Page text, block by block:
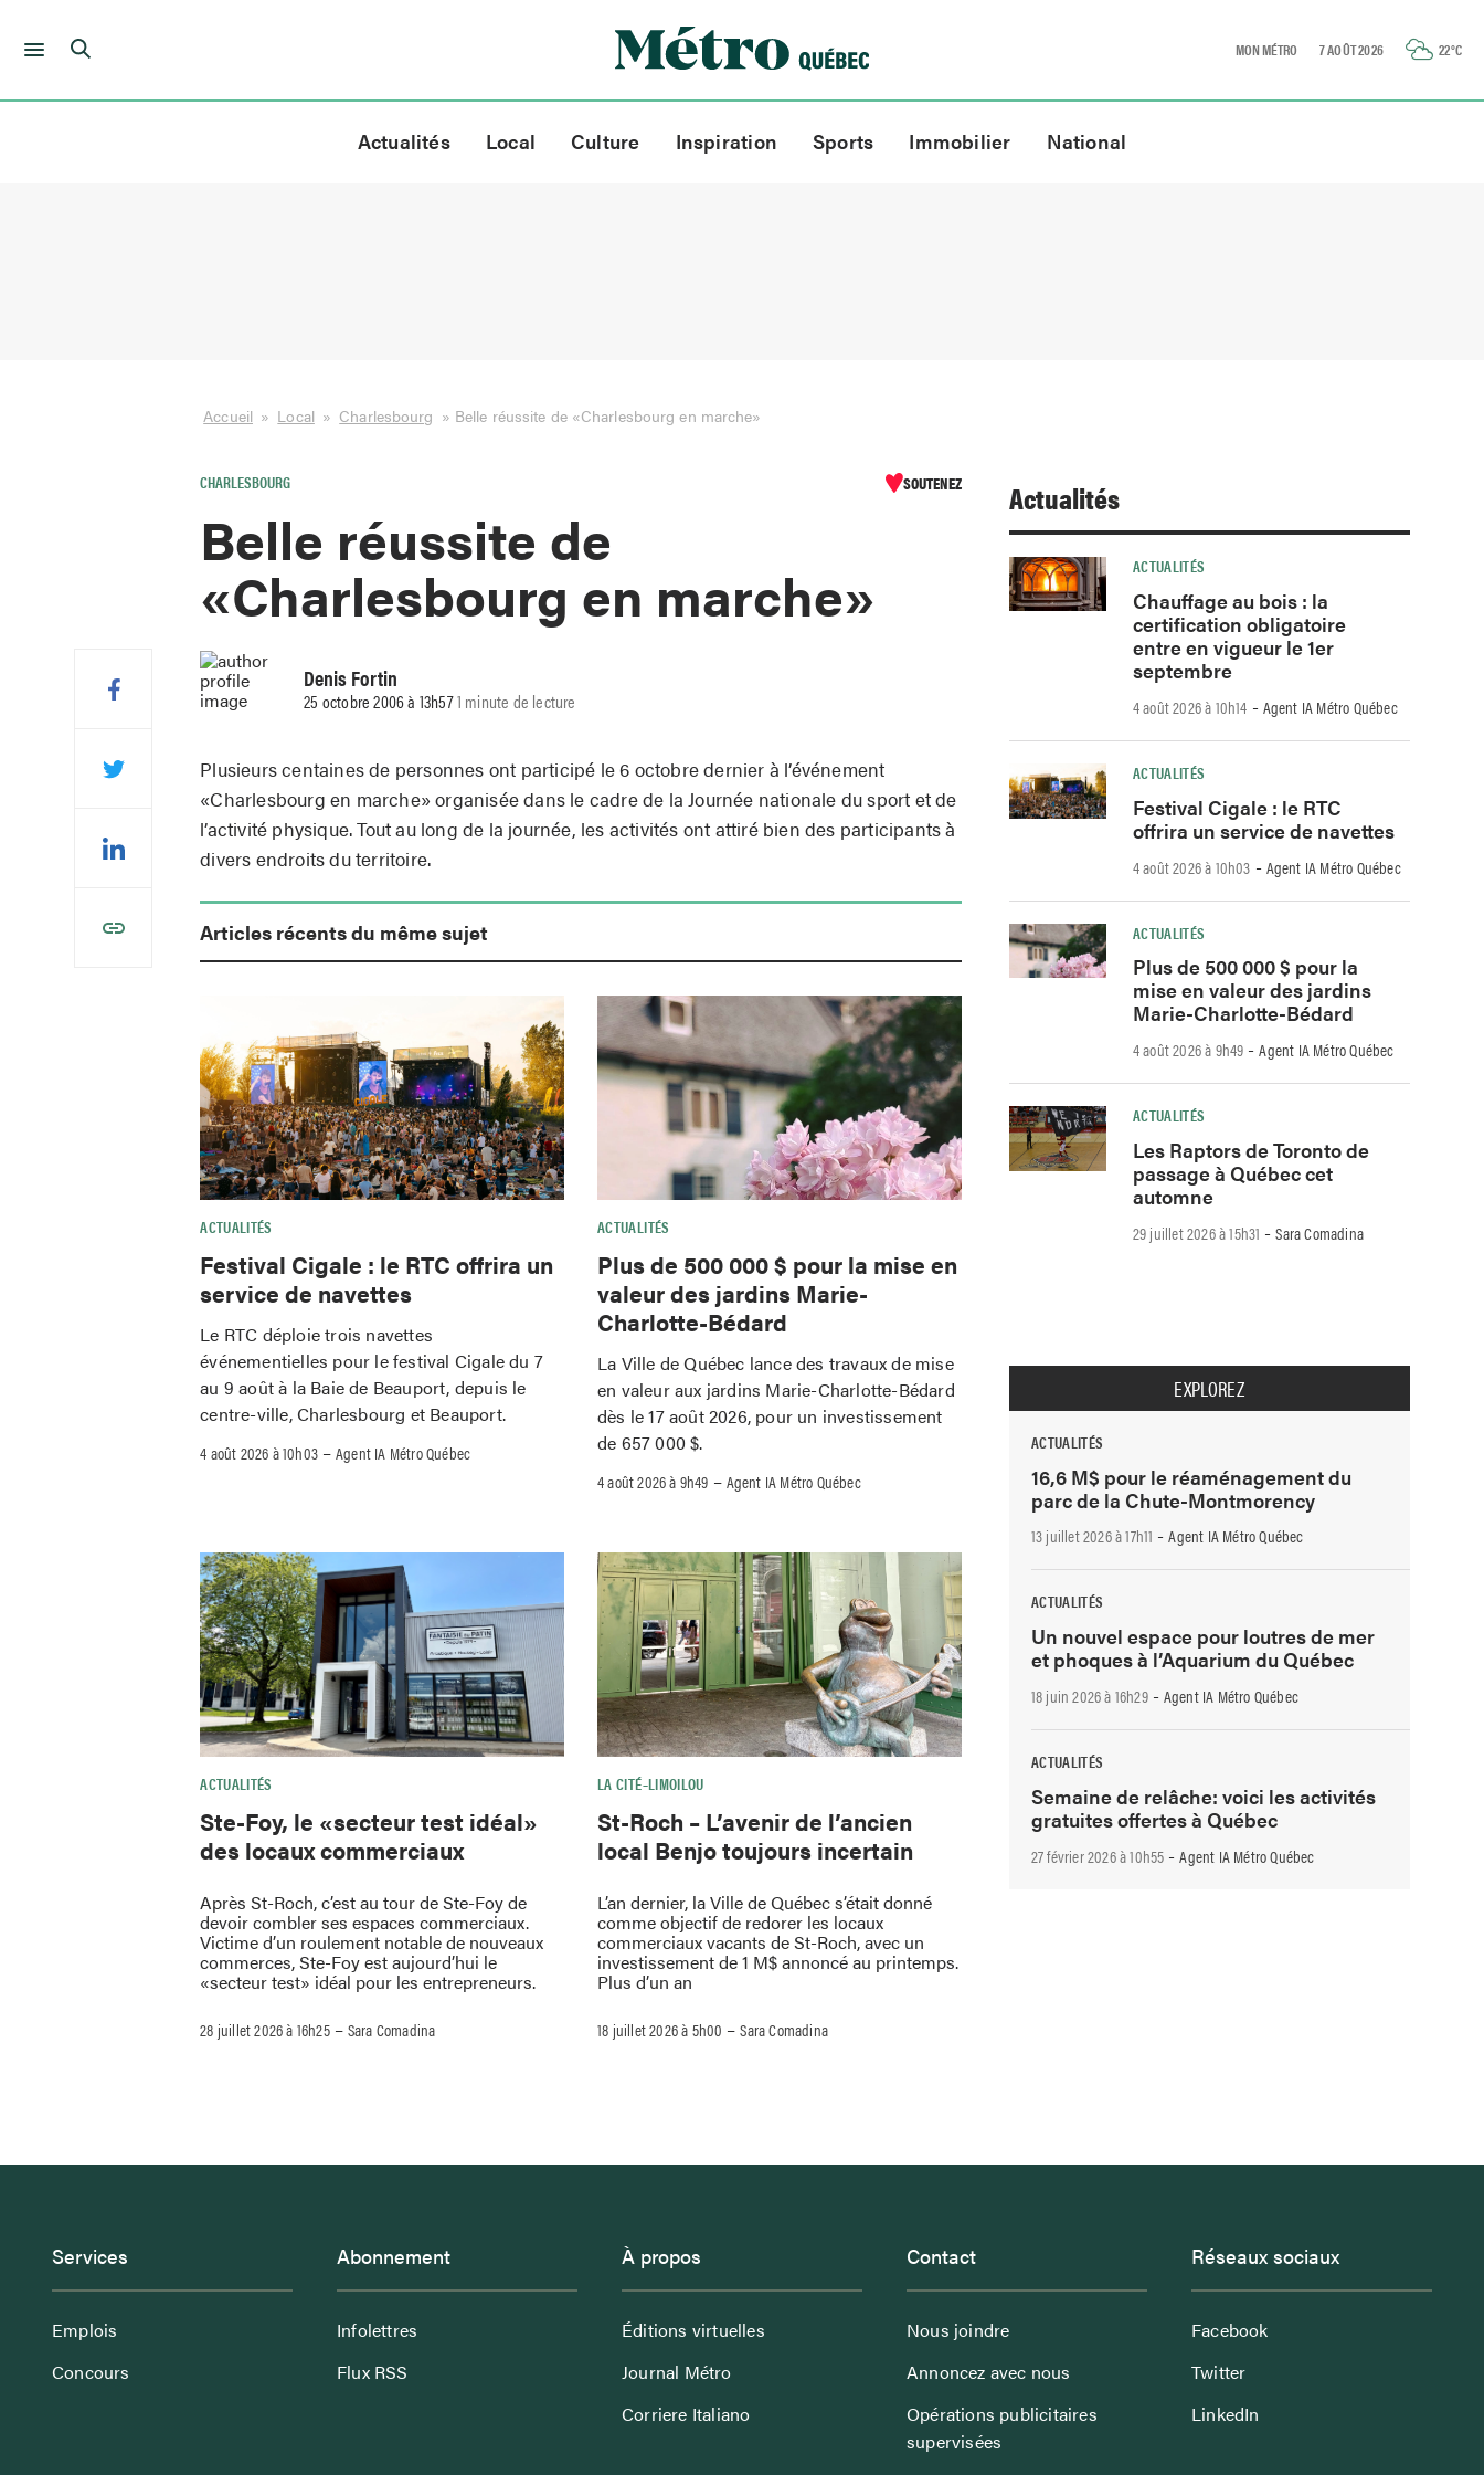
Skip
MON MÉTRO 7 AOÛT 2026 22°C
Actualités Local Culture Inspiration Sports Immobilier National
Accueil » Local » Charlesbourg » Belle réussite de «Charlesbourg en marche»
CHARLESBOURG SOUTENEZ
Belle réussite de
«Charlesbourg en marche»
Denis Fortin
25 octobre 2006 à 13h571 minute de lecture
Plusieurs centaines de personnes ont participé le 6 octobre dernier à l’événement
«Charlesbourg en marche» organisée dans le cadre de la Journée nationale du sport et de
l’activité physique. Tout au long de la journée, les activités ont attiré bien des participants à
divers endroits du territoire.
Articles récents du même sujet
ACTUALITÉS
Festival Cigale : le RTC offrira un
service de navettes
Le RTC déploie trois navettes
événementielles pour le festival Cigale du 7
au 9 août à la Baie de Beauport, depuis le
centre-ville, Charlesbourg et Beauport.
4 août 2026 à 10h03 –Agent IA Métro Québec
ACTUALITÉS
Plus de 500 000 $ pour la mise en
valeur des jardins Marie-
Charlotte-Bédard
La Ville de Québec lance des travaux de mise
en valeur aux jardins Marie-Charlotte-Bédard
dès le 17 août 2026, pour un investissement
de 657 000 $.
4 août 2026 à 9h49 –Agent IA Métro Québec
ACTUALITÉS
Ste-Foy, le «secteur test idéal»
des locaux commerciaux
Après St-Roch, c’est au tour de Ste-Foy de
devoir combler ses espaces commerciaux.
Victime d’un roulement notable de nouveaux
commerces, Ste-Foy est aujourd’hui le
«secteur test» idéal pour les entrepreneurs.
28 juillet 2026 à 16h25–Sara Comadina
LA CITÉ–LIMOILOU
St-Roch – L’avenir de l’ancien
local Benjo toujours incertain
L’an dernier, la Ville de Québec s’était donné
comme objectif de redorer les locaux
commerciaux vacants de St-Roch, avec un
investissement de 1 M$ annoncé au printemps.
Plus d’un an
18 juillet 2026 à 5h00 –Sara Comadina
Actualités
ACTUALITÉS
Chauffage au bois : la
certification obligatoire
entre en vigueur le 1er
septembre
4 août 2026 à 10h14 -Agent IA Métro Québec
ACTUALITÉS
Festival Cigale : le RTC
offrira un service de navettes
4 août 2026 à 10h03 -Agent IA Métro Québec
ACTUALITÉS
Plus de 500 000 $ pour la
mise en valeur des jardins
Marie-Charlotte-Bédard
4 août 2026 à 9h49 -Agent IA Métro Québec
ACTUALITÉS
Les Raptors de Toronto de
passage à Québec cet
automne
29 juillet 2026 à 15h31 -Sara Comadina
EXPLOREZ
ACTUALITÉS
16,6 M$ pour le réaménagement du
parc de la Chute-Montmorency
13 juillet 2026 à 17h11 -Agent IA Métro Québec
ACTUALITÉS
Un nouvel espace pour loutres de mer
et phoques à l’Aquarium du Québec
18 juin 2026 à 16h29-Agent IA Métro Québec
ACTUALITÉS
Semaine de relâche: voici les activités
gratuites offertes à Québec
27 février 2026 à 10h55 -Agent IA Métro Québec
Services
Emplois
Concours
Abonnement
Infolettres
Flux RSS
À propos
Éditions virtuelles
Journal Métro
Corriere Italiano
Contact
Nous joindre
Annoncez avec nous
Opérations publicitaires
supervisées
Réseaux sociaux
Facebook
Twitter
LinkedIn